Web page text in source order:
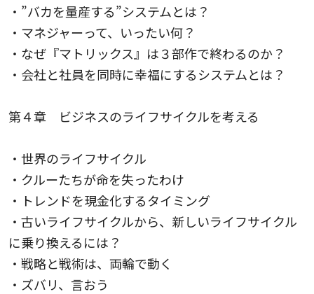
・”バカを量産する”システムとは？
・マネジャーって、いったい何？
・なぜ『マトリックス』は３部作で終わるのか？
・会社と社員を同時に幸福にするシステムとは？
第４章 ビジネスのライフサイクルを考える
・世界のライフサイクル
・クルーたちが命を失ったわけ
・トレンドを現金化するタイミング
・古いライフサイクルから、新しいライフサイクル
に乗り換えるには？
・戦略と戦術は、両輪で動く
・ズバリ、言おう